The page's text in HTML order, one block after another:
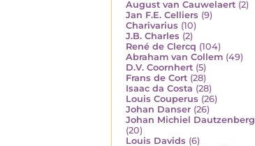
August van Cauwelaert (2)
Jan F.E. Celliers (9)
Charivarius (10)
J.B. Charles (2)
René de Clercq (104)
Abraham van Collem (49)
D.V. Coornhert (5)
Frans de Cort (28)
Isaac da Costa (28)
Louis Couperus (26)
Johan Danser (26)
Johan Michiel Dautzenberg
(20)
Louis Davids (6)